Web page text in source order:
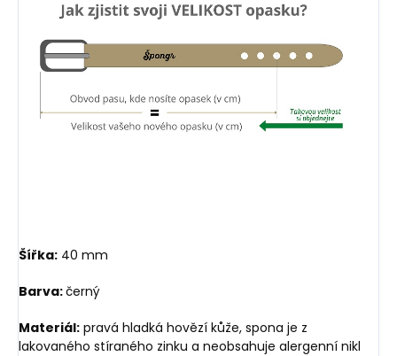
Šířka: 40 mm
Barva:černý
Materiál: pravá hladká hovězí kůže, spona je z
lakovaného stíraného zinku a neobsahuje alergenní nikl